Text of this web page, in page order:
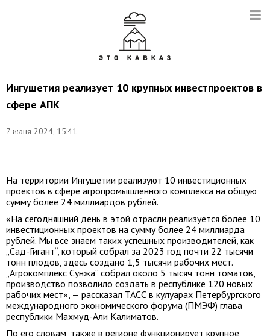
Ингушетия реализует 10 крупных инвестпроектов в
сфере АПК
7 июня 2024, 15:41
Якуб
На территории Ингушетии реализуют 10 инвестиционных
проектов в сфере агропромышленного комплекса на общую
сумму более 24 миллиардов рублей.
«На сегодняшний день в этой отрасли реализуется более 10
инвестиционных проектов на сумму более 24 миллиарда
рублей. Мы все знаем таких успешных производителей, как
„Сад-Гигант“, который собрал за 2023 год почти 22 тысячи
тонн плодов, здесь создано 1,5 тысячи рабочих мест.
„Агрокомплекс Сунжа“ собрал около 5 тысяч тонн томатов,
производство позволило создать в республике 120 новых
рабочих мест», — рассказал ТАСС в кулуарах Петербургского
международного экономического форума (ПМЭФ) глава
республики Махмуд-Али Калиматов.
По его словам, также в регионе функционирует крупное